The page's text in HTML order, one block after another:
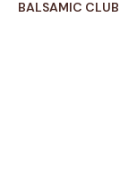
BALSAMIC CLUB